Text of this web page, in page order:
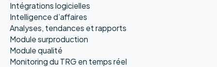
Intégrations logicielles
Intelligence d’affaires
Analyses, tendances et rapports
Module surproduction
Module qualité
Monitoring du TRG en temps réel